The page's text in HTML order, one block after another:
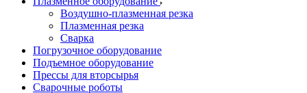
Воздушно-плазменная резка
Плазменная резка
Сварка
Погрузочное оборудование
Подъемное оборудование
Прессы для вторсырья
Сварочные роботы